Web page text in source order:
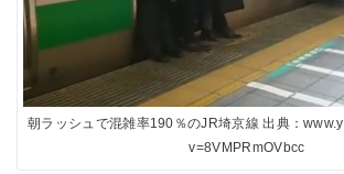
朝ラッシュで混雑率190％のJR埼京線 出典：
v=8VMPRmOVbcc